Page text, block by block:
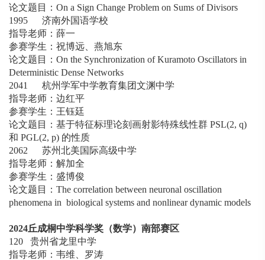
论文题目：On a Sign Change Problem on Sums of Divisors
1995 济南外国语学校
指导老师：薛⼀
参赛学生：祝博远、燕旭东
论文题目：On the Synchronization of Kuramoto Oscillators in
Deterministic Dense Networks
2041 杭州学军中学教育集团文渊中学
指导老师：边红平
参赛学生：王钰廷
论文题目：基于特征标理论刻画射影特殊线性群 PSL(2, q)
和 PGL(2, p) 的性质
2062 苏州北美国际高级中学
指导老师：解加全
参赛学生：盛博俊
论文题目：The correlation between neuronal oscillation
phenomena in biological systems and nonlinear dynamic models
2024丘成桐中学科学奖（数学）南部赛区
120 贵州省龙里中学
指导老师：韦维、罗涛